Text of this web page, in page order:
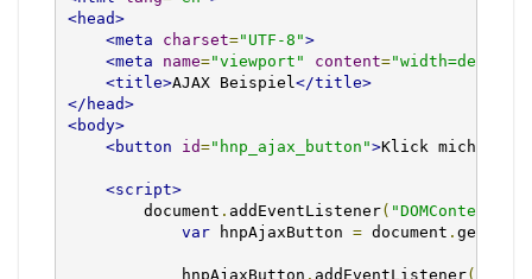
<head>
<meta
charset="UTF-8">
<meta
name="viewport" content=
<title>AJAX Beispiel </title>
</head>
<body>
<button
id="hnp_ajax_button">Klick mich für
<script>
        document
. addEventListener(
var hnpAjaxButton = document .
            hnpAjaxButton
. addEventListener(